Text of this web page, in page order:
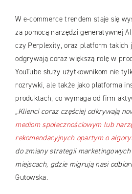
W e-commerce trendem staje się
za pomocą narzędzi generatywnej
czy Perplexity, oraz platform takich
odgrywają coraz większą rolę w
YouTube służy użytkownikom nie
rozrywki, ale także jako platforma
produktach, co wymaga od firm
„Klienci coraz częściej odkrywają
mediom społecznościowym lub
rekomendacyjnych opartym o
do zmiany strategii
miejscach, gdzie migrują nasi
Gutowska.